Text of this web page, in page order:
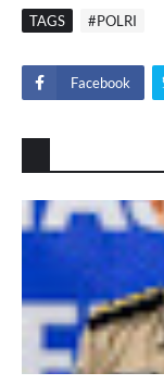
TAGS #POLRI
Facebook